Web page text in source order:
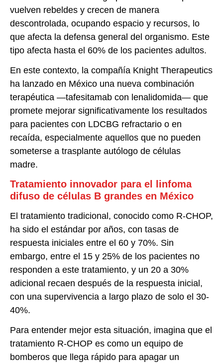
vuelven rebeldes y crecen de manera
descontrolada, ocupando espacio y recursos, lo
que afecta la defensa general del organismo. Este
tipo afecta hasta el 60% de los pacientes adultos.
En este contexto, la compañía Knight Therapeutics
ha lanzado en México una nueva combinación
terapéutica —tafesitamab con lenalidomida— que
promete mejorar significativamente los resultados
para pacientes con LDCBG refractario o en
recaída, especialmente aquellos que no pueden
someterse a trasplante autólogo de células
madre.
Tratamiento innovador para el linfoma
difuso de células B grandes en México
El tratamiento tradicional, conocido como R-CHOP,
ha sido el estándar por años, con tasas de
respuesta iniciales entre el 60 y 70%. Sin
embargo, entre el 15 y 25% de los pacientes no
responden a este tratamiento, y un 20 a 30%
adicional recaen después de la respuesta inicial,
con una supervivencia a largo plazo de solo el 30-
40%.
Para entender mejor esta situación, imagina que el
tratamiento R-CHOP es como un equipo de
bomberos que llega rápido para apagar un